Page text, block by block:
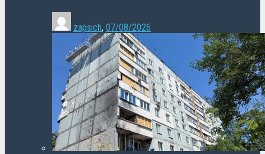
zapsich, 07/08/2026